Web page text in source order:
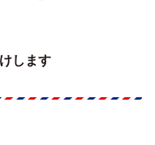
します